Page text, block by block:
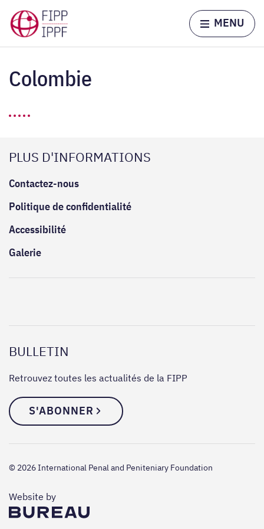
Home page
MENU
Colombie
PLUS D'INFORMATIONS
Contactez-nous
Politique de confidentialité
Accessibilité
Galerie
BULLETIN
Retrouvez toutes les actualités de la FIPP
S'ABONNER
© 2026 International Penal and Peniteniary Foundation
Website byThe Bureau